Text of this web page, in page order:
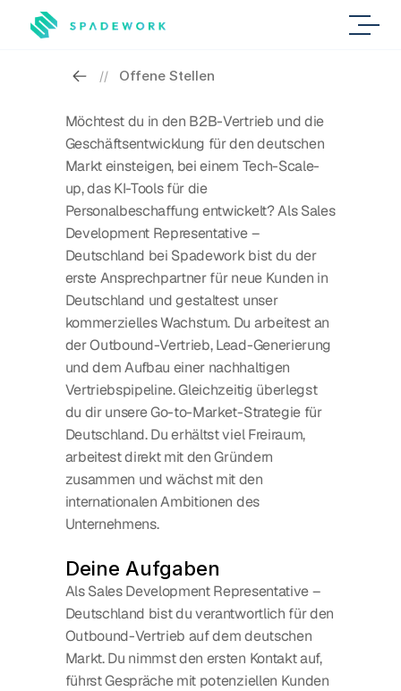
// Offene Stellen
Möchtest du in den B2B-Vertrieb und die
Geschäftsentwicklung für den deutschen
Markt einsteigen, bei einem Tech-Scale-
up, das KI-Tools für die
Personalbeschaffung entwickelt? Als Sales
Development Representative –
Deutschland bei Spadework bist du der
erste Ansprechpartner für neue Kunden in
Deutschland und gestaltest unser
kommerzielles Wachstum. Du arbeitest an
der Outbound-Vertrieb, Lead-Generierung
und dem Aufbau einer nachhaltigen
Vertriebspipeline. Gleichzeitig überlegst
du dir unsere Go-to-Market-Strategie für
Deutschland. Du erhältst viel Freiraum,
arbeitest direkt mit den Gründern
zusammen und wächst mit den
internationalen Ambitionen des
Unternehmens.
Deine Aufgaben
Als Sales Development Representative –
Deutschland bist du verantwortlich für den
Outbound-Vertrieb auf dem deutschen
Markt. Du nimmst den ersten Kontakt auf,
führst Gespräche mit potenziellen Kunden